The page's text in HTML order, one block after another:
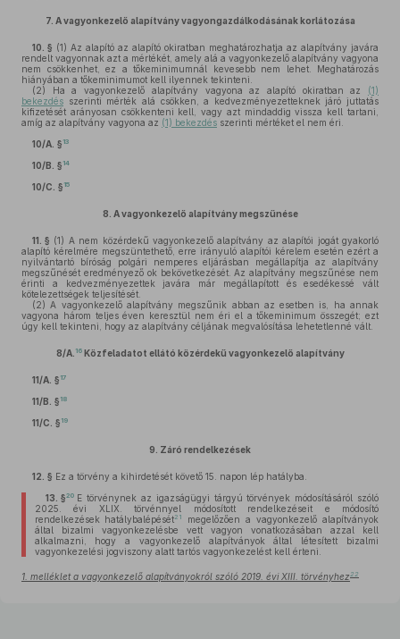
7. A vagyonkezelő alapítvány vagyongazdálkodásának korlátozása
10. § (1) Az alapító az alapító okiratban meghatározhatja az alapítvány javára
rendelt vagyonnak azt a mértékét, amely alá a vagyonkezelő alapítvány vagyona
nem csökkenhet, ez a tőkeminimumnál kevesebb nem lehet. Meghatározás
hiányában a tőkeminimumot kell ilyennek tekinteni.
(2) Ha a vagyonkezelő alapítvány vagyona az alapító okiratban az (1)
bekezdés szerinti mérték alá csökken, a kedvezményezetteknek járó juttatás
kifizetését arányosan csökkenteni kell, vagy azt mindaddig vissza kell tartani,
amíg az alapítvány vagyona az (1) bekezdés szerinti mértéket el nem éri.
10/A. § 13
10/B. § 14
10/C. § 15
8. A vagyonkezelő alapítvány megszűnése
11. § (1) A nem közérdekű vagyonkezelő alapítvány az alapítói jogát gyakorló
alapító kérelmére megszüntethető, erre irányuló alapítói kérelem esetén ezért a
nyilvántartó bíróság polgári nemperes eljárásban megállapítja az alapítvány
megszűnését eredményező ok bekövetkezését. Az alapítvány megszűnése nem
érinti a kedvezményezettek javára már megállapított és esedékessé vált
kötelezettségek teljesítését.
(2) A vagyonkezelő alapítvány megszűnik abban az esetben is, ha annak
vagyona három teljes éven keresztül nem éri el a tőkeminimum összegét; ezt
úgy kell tekinteni, hogy az alapítvány céljának megvalósítása lehetetlenné vált.
8/A. 16 Közfeladatot ellátó közérdekű vagyonkezelő alapítvány
11/A. § 17
11/B. § 18
11/C. § 19
9. Záró rendelkezések
12. § Ez a törvény a kihirdetését követő 15. napon lép hatályba.
13. §20 E törvénynek az igazságügyi tárgyú törvények módosításáról szóló
2025. évi XLIX. törvénnyel módosított rendelkezéseit e módosító
rendelkezések hatálybalépését21
megelőzően a vagyonkezelő alapítványok
által bizalmi vagyonkezelésbe vett vagyon vonatkozásában azzal kell
alkalmazni, hogy a vagyonkezelő alapítványok által létesített bizalmi
vagyonkezelési jogviszony alatt tartós vagyonkezelést kell érteni.
1. melléklet a vagyonkezelő alapítványokról szóló 2019. évi XIII. törvényhez 22